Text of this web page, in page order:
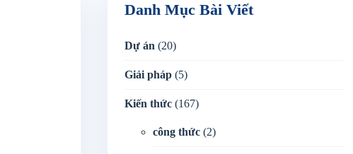
Danh Mục Bài Viết
Dự án (20)
Giải pháp (5)
Kiến thức (167)
công thức (2)